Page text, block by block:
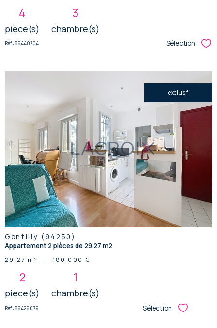
4
pièce(s)
3
chambre(s)
Réf : 86440704 Sélection
exclusif
voir le
bien
Gentilly (94250)
Appartement 2 pièces de 29.27 m2
29,27 m² - 180 000 €
2
pièce(s)
1
chambre(s)
Réf : 86426079 Sélection Sélectionner